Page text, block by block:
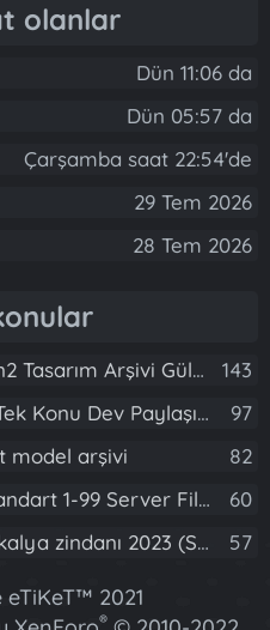
olanlar
Dün 11:06 da
Dün 05:57 da
Çarşamba saat 22:54'de
29 Tem 2026
28 Tem 2026
Arşivi Güle Güle Kullanın 143
Konu Dev Paylaşım 10 Adet Server Tanıtım İndex 97
model arşivi 82
1-99 Server Files 60
2023 (Spring Sanctuary dungeon) 57
2021
®